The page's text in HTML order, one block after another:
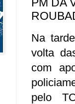
Na
volta
com
pelo